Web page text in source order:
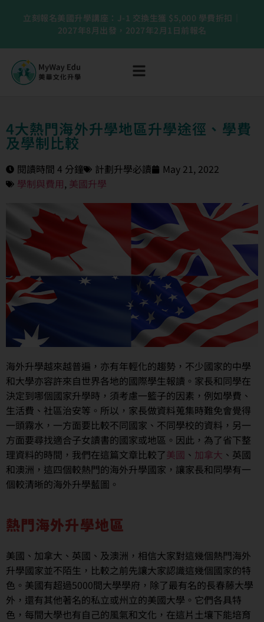
立刻報名美國升學講座：J-1 交換生獲 $5,000 學費折扣｜
2027年8月出發，2027年2月1日前報名
4大熱門海外升學地區升學途徑、學費
及學制比較
閱讀時間 4 分鐘 計劃升學必讀
May 21, 2022
學制與費用, 美國升學
海外升學越來越普遍，亦有年輕化的趨勢，不少國家的中學
和大學亦容許來自世界各地的國際學生報讀。家長和同學在
決定到哪個國家升學時，須考慮一籃子的因素，例如學費、
生活費、社區治安等。所以，家長做資料蒐集時難免會覺得
一頭霧水，一方面要比較不同國家、不同學校的資料，另一
方面要尋找適合子女讀書的國家或地區。因此，為了省下整
理資料的時間，我們在這篇文章比較了美國 、 加拿大 、英國
和澳洲，這四個較熱門的海外升學國家，讓家長和同學有一
個較清晰的海外升學藍圖。
熱門海外升學地區
美國、加拿大、英國、及澳洲，相信大家對這幾個熱門海外
升學國家並不陌生，比較之前先讓大家認識這幾個國家的特
色。美國有超過5000間大學學府，除了最有名的長春藤大學
外，還有其他著名的私立或州立的美國大學。它們各具特
色，每間大學也有自己的風氣和文化，在這片土壤下能培育